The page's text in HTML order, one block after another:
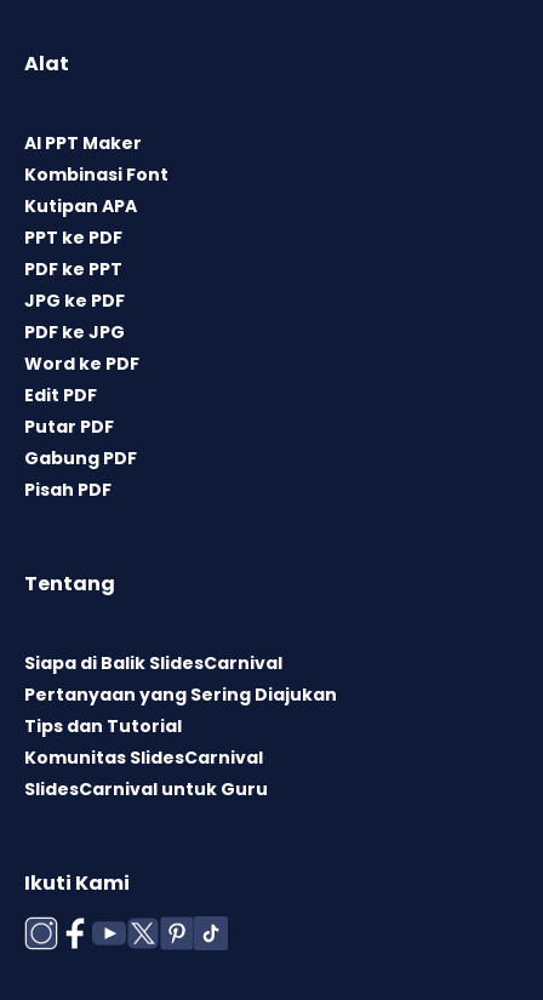
Alat
AI PPT Maker
Kombinasi Font
Kutipan APA
PPT ke PDF
PDF ke PPT
JPG ke PDF
PDF ke JPG
Word ke PDF
Edit PDF
Putar PDF
Gabung PDF
Pisah PDF
Tentang
Siapa di Balik SlidesCarnival
Pertanyaan yang Sering Diajukan
Tips dan Tutorial
Komunitas SlidesCarnival
SlidesCarnival untuk Guru
Ikuti Kami